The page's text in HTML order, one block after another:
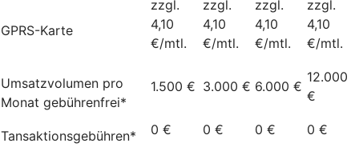
GPRS-Karte
zzgl.
4,10
€/mtl.
zzgl.
4,10
€/mtl.
zzgl.
4,10
€/mtl.
zzgl.
4,10
€/mtl.
Umsatzvolumen pro
Monat gebührenfrei*
1.500 € 3.000 € 6.000 €
12.000
€
Tansaktionsgebühren* 0 € 0 € 0 € 0 €